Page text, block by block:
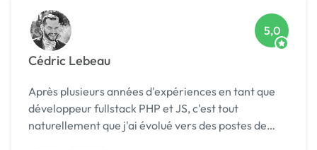
Cédric Lebeau
5,0
Après plusieurs années d'expériences en tant que
développeur fullstack PHP et JS, c'est tout
naturellement que j'ai évolué vers des postes de